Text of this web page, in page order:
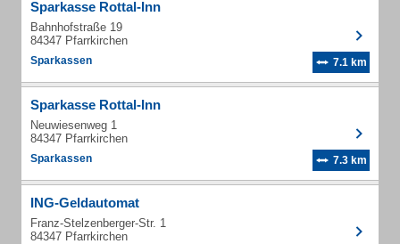
Sparkasse Rottal-Inn
Bahnhofstraße 19
84347 Pfarrkirchen
Sparkassen 7.1 km
Sparkasse Rottal-Inn
Neuwiesenweg 1
84347 Pfarrkirchen
Sparkassen 7.3 km
ING-Geldautomat
Franz-Stelzenberger-Str. 1
84347 Pfarrkirchen